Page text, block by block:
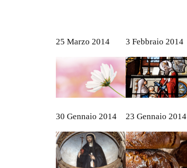
25 Marzo 2014 3 Febbraio 2014
30 Gennaio 2014 23 Gennaio 2014